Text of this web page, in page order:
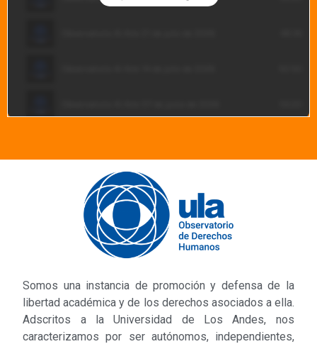
Somos una instancia de promoción y defensa de la
libertad académica y de los derechos asociados a ella.
Adscritos a la Universidad de Los Andes, nos
caracterizamos por ser autónomos, independientes,